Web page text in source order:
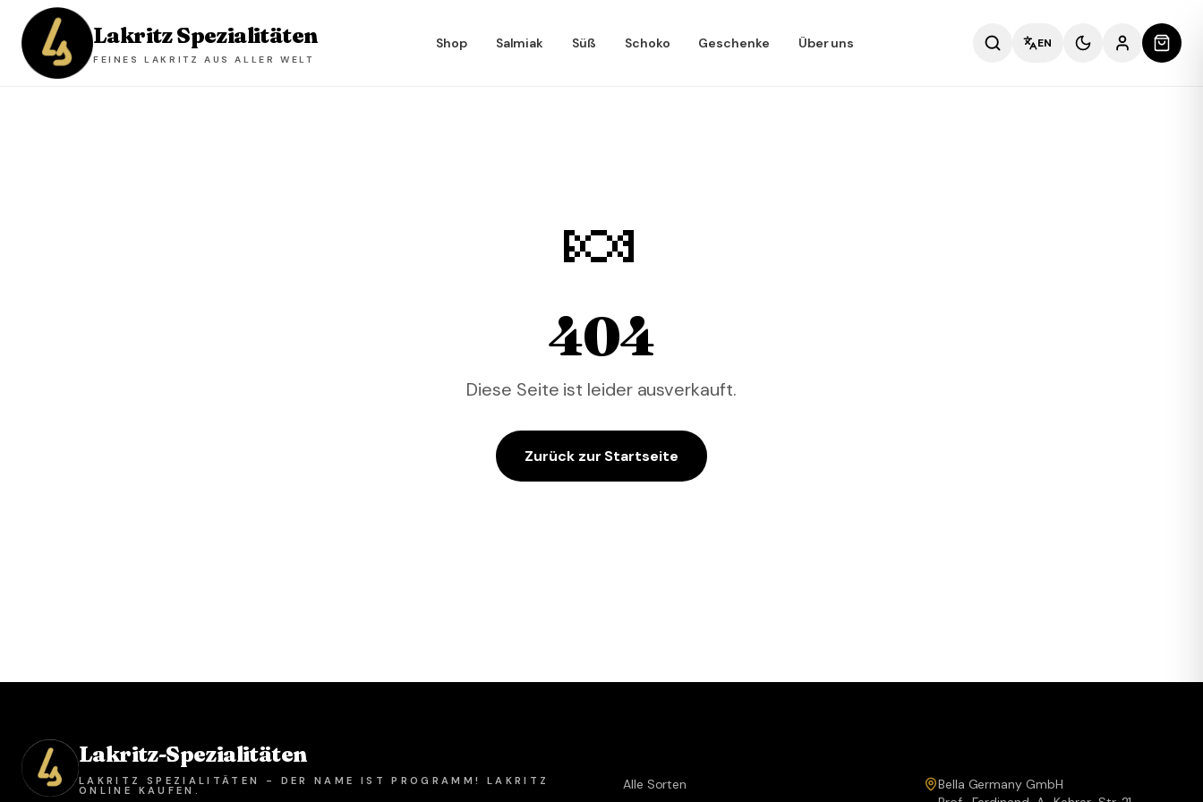
Lakritz Spezialitäten
FEINES LAKRITZ AUS ALLER WELT
Shop Salmiak Süß Schoko Geschenke Über uns EN
🍬
404
Diese Seite ist leider ausverkauft.
Zurück zur Startseite
Lakritz-Spezialitäten
LAKRITZ SPEZIALITÄTEN - DER NAME IST PROGRAMM! LAKRITZ
ONLINE KAUFEN. Alle Sorten
Bella Germany GmbH